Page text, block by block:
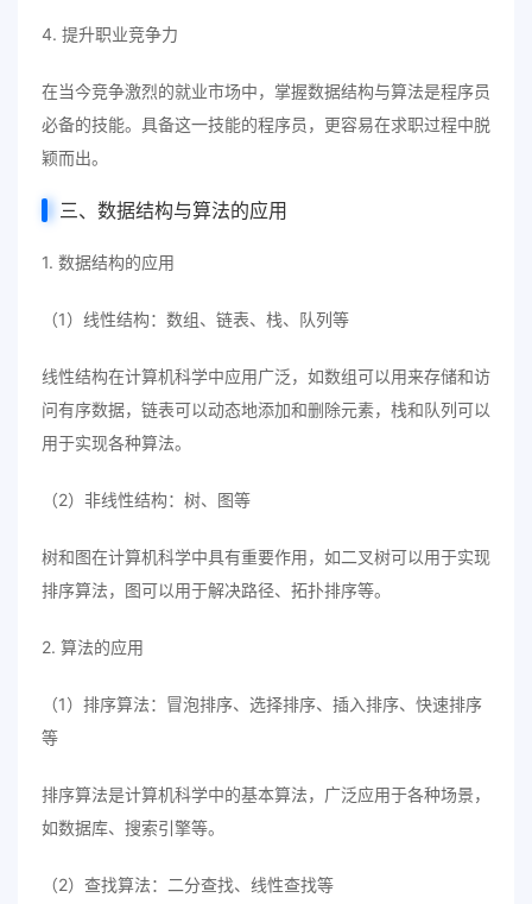
4. 提升职业竞争力
在当今竞争激烈的就业市场中，掌握数据结构与算法是程序员
必备的技能。具备这一技能的程序员，更容易在求职过程中脱
颖而出。
三、数据结构与算法的应用
1. 数据结构的应用
（1）线性结构：数组、链表、栈、队列等
线性结构在计算机科学中应用广泛，如数组可以用来存储和访
问有序数据，链表可以动态地添加和删除元素，栈和队列可以
用于实现各种算法。
（2）非线性结构：树、图等
树和图在计算机科学中具有重要作用，如二叉树可以用于实现
排序算法，图可以用于解决路径、拓扑排序等。
2. 算法的应用
（1）排序算法：冒泡排序、选择排序、插入排序、快速排序
等
排序算法是计算机科学中的基本算法，广泛应用于各种场景，
如数据库、搜索引擎等。
（2）查找算法：二分查找、线性查找等